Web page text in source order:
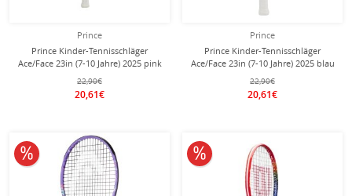
Prince
Prince Kinder-Tennisschläger
Ace/Face 23in (7-10 Jahre) 2025 pink
- besaitet -
22,90€
20,61€
Prince
Prince Kinder-Tennisschläger
Ace/Face 23in (7-10 Jahre) 2025 blau
- besaitet -
22,90€
20,61€
10% reduziert 10% reduziert